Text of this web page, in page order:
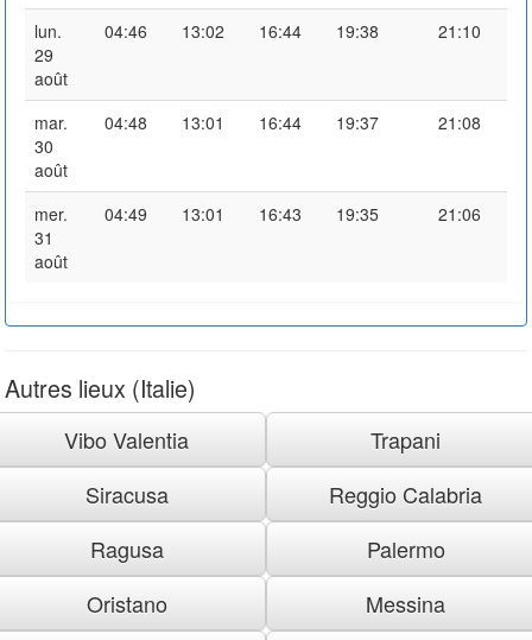
lun.
29
août
04:46 13:02 16:44 19:38 21:10
mar.
30
août
04:48 13:01 16:44 19:37 21:08
mer.
31
août
04:49 13:01 16:43 19:35 21:06
Autres lieux (Italie)
Vibo Valentia
Trapani
Siracusa
Reggio Calabria
Ragusa
Palermo
Oristano
Messina